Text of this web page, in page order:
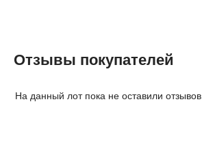
Отзывы покупателей
На данный лот пока не оставили отзывов.